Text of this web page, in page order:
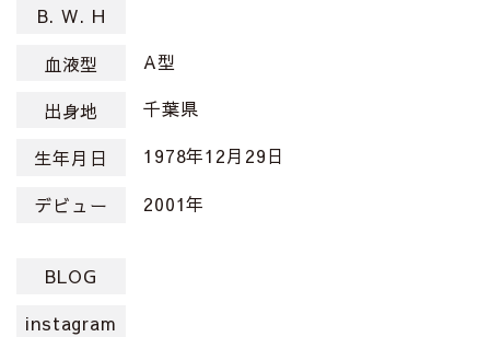
B. W. H
血液型
A型
出身地 千葉県
生年月日 1978年12月29日
デビュー 2001年
BLOG
instagram